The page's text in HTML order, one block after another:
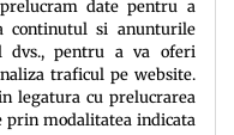
date pentru a
continutul si anunturile
dvs., pentru a va oferi
traficul pe website.
legatura cu prelucrarea
prin modalitatea indicata